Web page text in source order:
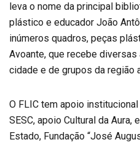
leva o nome da principal
plástico e educador João
inúmeros quadros, peças
Avoante, que recebe
cidade e de grupos da região
O FLIC tem apoio
SESC, apoio Cultural da Aura,
Estado, Fundação “José